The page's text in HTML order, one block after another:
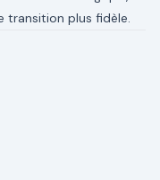
transition plus fidèle.